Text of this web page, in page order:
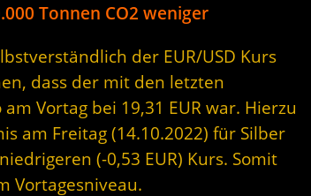
Tonnen CO2 weniger
der EUR/USD Kurs
dass der mit den letzten
Vortag bei 19,31 EUR war. Hierzu
am Freitag (14.10.2022) für Silber
(-0,53 EUR) Kurs. Somit
Vortagesniveau.